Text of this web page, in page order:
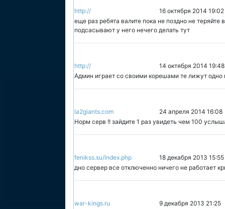
http://
16 октября 2014 19:02
еще раз ребята валите пока не поздно не
подсасывают у него нечего делать тут
http://
14 октября 2014 19:48
Админ играет со своими корешами те лижут одно
la2giants.com
24 апреля 2014 16:08
Норм серв !! зайдите 1 раз увидеть чем 100
fenikss.su/index.php
18 декабря 2013 15:55
дно сервер все отключенно ничего не работает
war-kings.ru
9 декабря 2013 21:25